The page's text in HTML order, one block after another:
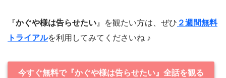
『かぐや様は告らせたい 』を観たい方は、ぜひ ２週間無料
トライアルを利用してみてくださいね ♪
今すぐ無料で『かぐや様は告らせたい』全話を観る